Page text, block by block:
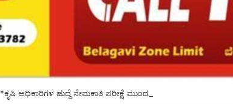
*ಕೃಷಿ ಅಧಿಕಾರಿಗಳ ಹುದ್ದೆ ನೇಮಕಾತಿ ಪರೀಕ್ಷೆ ಮುಂದೂಡಿಕೆ*